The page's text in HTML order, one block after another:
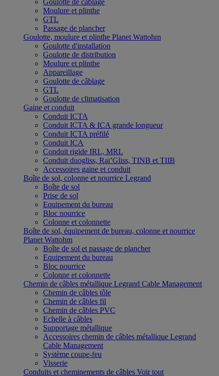
Goulotte de câblage
Moulure et plinthe
GTL
Passage de plancher
Goulotte, moulure et plinthe Planet Wattohm
Goulotte d'installation
Goulotte de distribution
Moulure et plinthe
Appareillage
Goulotte de câblage
GTL
Goulotte de climatisation
Gaine et conduit
Conduit ICTA
Conduit ICTA & ICA grande longueur
Conduit ICTA préfilé
Conduit ICA
Conduit rigide IRL, MRL
Conduit duogliss, Rai’Gliss, TINB et TIIB
Accessoires gaine et conduit
Boîte de sol, colonne et nourrice Legrand
Boîte de sol
Prise de sol
Equipement du bureau
Bloc nourrice
Colonne et colonnette
Boîte de sol, équipement de bureau, colonne et nourrice
Planet Wattohm
Boîte de sol et passage de plancher
Equipement du bureau
Bloc nourrice
Colonne et colonnette
Chemin de câbles métallique Legrand Cable Management
Chemin de câbles tôle
Chemin de câbles fil
Chemin de câbles PVC
Echelle à câbles
Supportage métallique
Accessoires chemin de câbles métallique Legrand
Cable Management
Système coupe-feu
Visserie
Conduits et cheminements de câbles Voir tout